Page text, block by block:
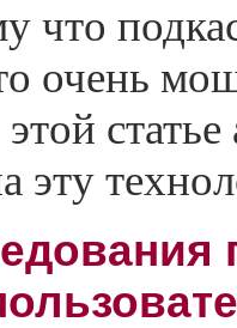
что
очень
эту